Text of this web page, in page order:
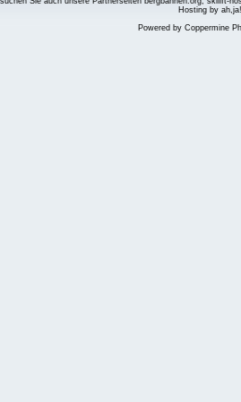
Hosting by ah,ja!
Powered by Coppermine